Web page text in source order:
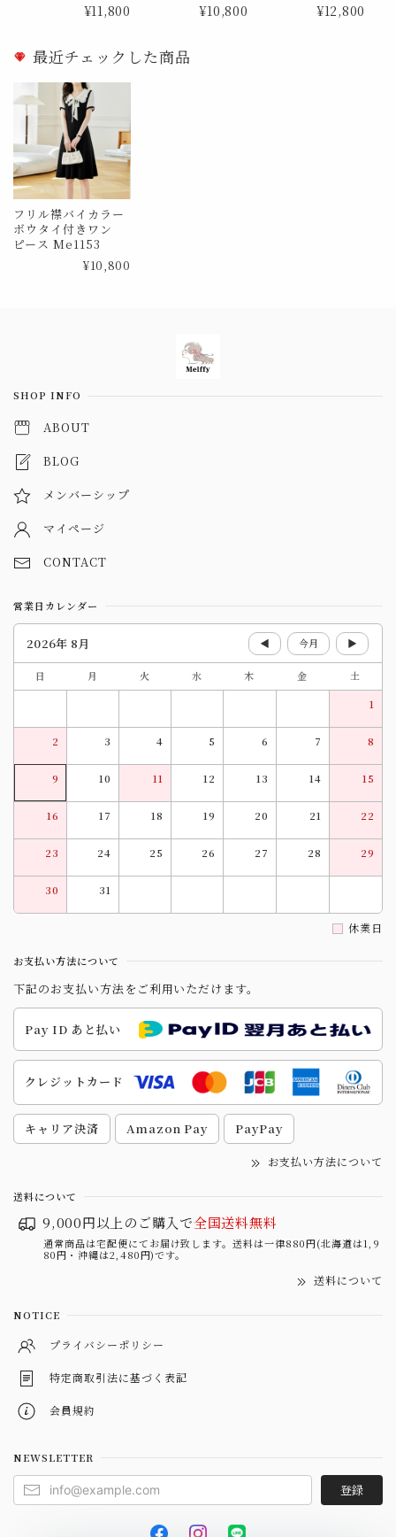
¥11,800 ¥10,800 ¥12,800
最近チェックした商品
フリル襟バイカラー
ボウタイ付きワン
ピース Me1153
¥10,800
SHOP INFO
ABOUT
BLOG
メンバーシップ
マイページ
CONTACT
営業日カレンダー
2026年 8月 ◀ 今月 ▶
日 月 火 水 木 金
土
1
2 3 4 5 6 7 8
9 10 11 12 13 14 15
16 17 18 19 20 21 22
23 24 25 26 27 28 29
30 31
休業日
お支払い方法について
下記のお支払い方法をご利用いただけます。
Pay ID あと払い
クレジットカード
キャリア決済 Amazon Pay PayPay
お支払い方法について
送料について
9,000円以上のご購入で全国送料無料
通常商品は宅配便にてお届け致します。送料は一律880円(北海道は1,9
80円・沖縄は2,480円)です。
送料について
NOTICE
プライバシーポリシー
特定商取引法に基づく表記
会員規約
NEWSLETTER
登録